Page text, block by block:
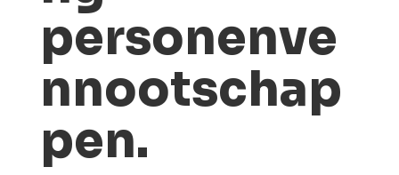
personenve
nnootschap
pen.